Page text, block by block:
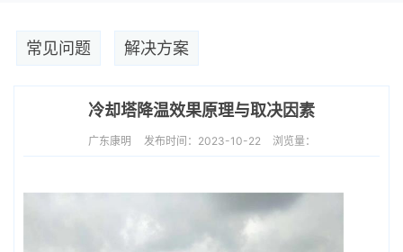
常见问题 解决方案
冷却塔降温效果原理与取决因素
广东康明 发布时间：2023-10-22 浏览量：